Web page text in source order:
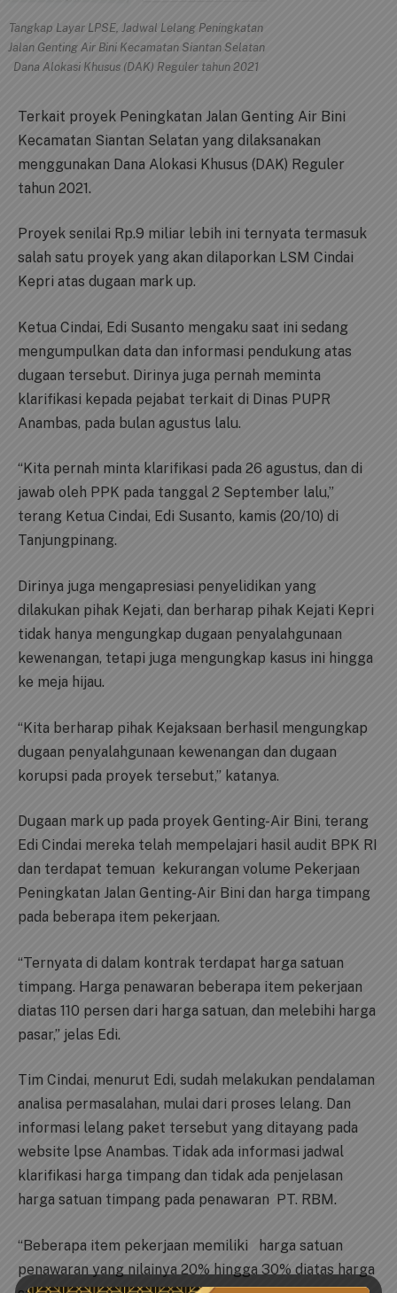
Tangkap Layar LPSE, Jadwal Lelang Peningkatan
Jalan Genting Air Bini Kecamatan Siantan Selatan
Dana Alokasi Khusus (DAK) Reguler tahun 2021
Terkait proyek Peningkatan Jalan Genting Air Bini
Kecamatan Siantan Selatan yang dilaksanakan
menggunakan Dana Alokasi Khusus (DAK) Reguler
tahun 2021.
Proyek senilai Rp.9 miliar lebih ini ternyata termasuk
salah satu proyek yang akan dilaporkan LSM Cindai
Kepri atas dugaan mark up.
Ketua Cindai, Edi Susanto mengaku saat ini sedang
mengumpulkan data dan informasi pendukung atas
dugaan tersebut. Dirinya juga pernah meminta
klarifikasi kepada pejabat terkait di Dinas PUPR
Anambas, pada bulan agustus lalu.
“Kita pernah minta klarifikasi pada 26 agustus, dan di
jawab oleh PPK pada tanggal 2 September lalu,”
terang Ketua Cindai, Edi Susanto, kamis (20/10) di
Tanjungpinang.
Dirinya juga mengapresiasi penyelidikan yang
dilakukan pihak Kejati, dan berharap pihak Kejati Kepri
tidak hanya mengungkap dugaan penyalahgunaan
kewenangan, tetapi juga mengungkap kasus ini hingga
ke meja hijau.
“Kita berharap pihak Kejaksaan berhasil mengungkap
dugaan penyalahgunaan kewenangan dan dugaan
korupsi pada proyek tersebut,” katanya.
Dugaan mark up pada proyek Genting-Air Bini, terang
Edi Cindai mereka telah mempelajari hasil audit BPK RI
dan terdapat temuan kekurangan volume Pekerjaan
Peningkatan Jalan Genting-Air Bini dan harga timpang
pada beberapa item pekerjaan.
“Ternyata di dalam kontrak terdapat harga satuan
timpang. Harga penawaran beberapa item pekerjaan
diatas 110 persen dari harga satuan, dan melebihi harga
pasar,” jelas Edi.
Tim Cindai, menurut Edi, sudah melakukan pendalaman
analisa permasalahan, mulai dari proses lelang. Dan
informasi lelang paket tersebut yang ditayang pada
website lpse Anambas. Tidak ada informasi jadwal
klarifikasi harga timpang dan tidak ada penjelasan
harga satuan timpang pada penawaran PT. RBM.
“Beberapa item pekerjaan memiliki harga satuan
penawaran yang nilainya 20% hingga 30% diatas harga